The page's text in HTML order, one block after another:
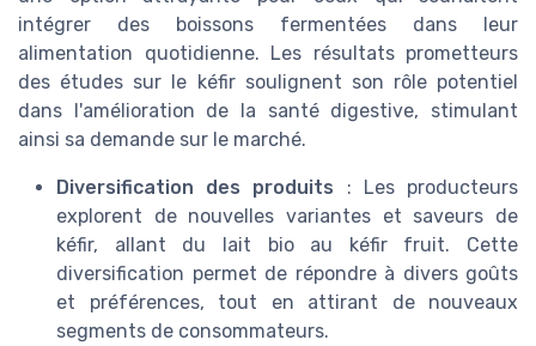
intégrer des boissons fermentées dans leur
alimentation quotidienne. Les résultats prometteurs
des études sur le kéfir soulignent son rôle potentiel
dans l'amélioration de la santé digestive, stimulant
ainsi sa demande sur le marché.
Diversification des produits : Les producteurs
explorent de nouvelles variantes et saveurs de
kéfir, allant du lait bio au kéfir fruit. Cette
diversification permet de répondre à divers goûts
et préférences, tout en attirant de nouveaux
segments de consommateurs.